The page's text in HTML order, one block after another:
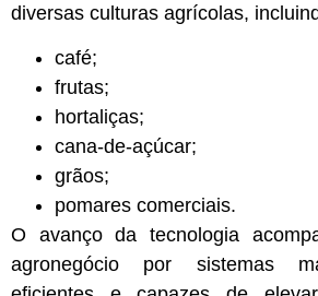
diversas culturas agrícolas,
café;
frutas;
hortaliças;
cana-de-açúcar;
grãos;
pomares comerciais.
O avanço da tecnologia
agronegócio por sistemas